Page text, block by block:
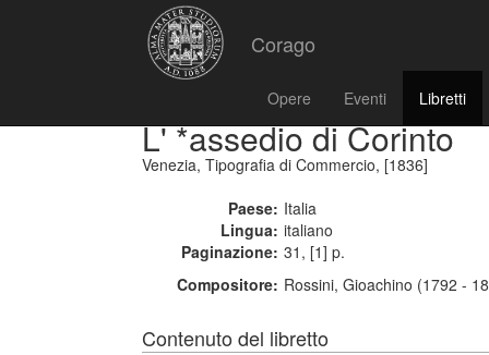
Corago
Opere Eventi Libretti
L' *assedio di Corinto
Venezia, Tipografia di Commercio, [1836]
Paese: Italia
Lingua: italiano
Paginazione: 31, [1] p.
Compositore: Rossini, Gioachino (1792 -
Contenuto del libretto